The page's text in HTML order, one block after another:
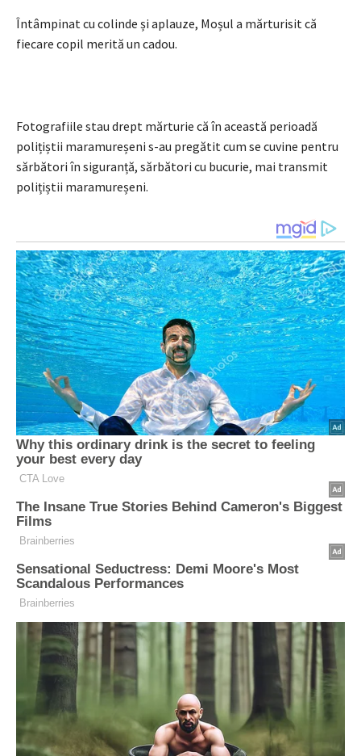
Întâmpinat cu colinde și aplauze, Moșul a mărturisit că
fiecare copil merită un cadou.
Fotografiile stau drept mărturie că în această perioadă
polițiștii maramureșeni s-au pregătit cum se cuvine pentru
sărbători în siguranță, sărbători cu bucurie, mai transmit
polițiștii maramureșeni.